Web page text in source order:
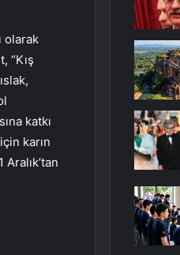
olarak
“Kış
katkı
karın